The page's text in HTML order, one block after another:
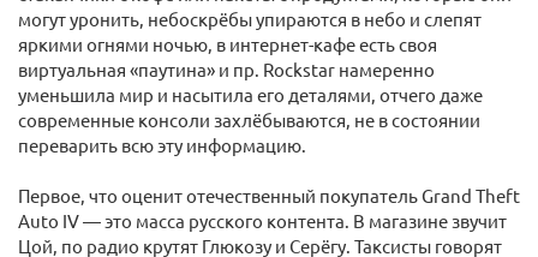
могут уронить, небоскрёбы упираются в небо и слепят
яркими огнями ночью, в интернет-кафе есть своя
виртуальная «паутина» и пр. Rockstar намеренно
уменьшила мир и насытила его деталями, отчего даже
современные консоли захлёбываются, не в состоянии
переварить всю эту информацию.
Первое, что оценит отечественный покупатель Grand Theft
Auto IV — это масса русского контента. В магазине звучит
Цой, по радио крутят Глюкозу и Серёгу. Таксисты говорят